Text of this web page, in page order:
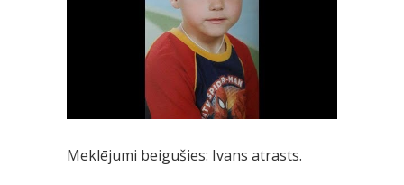
Meklējumi beigušies: Ivans atrasts.